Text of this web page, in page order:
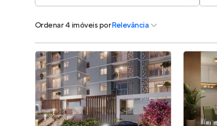
Geração de
Parcerias
Anunciar
Entrar no
Ordenar4 imóveis porRelevância